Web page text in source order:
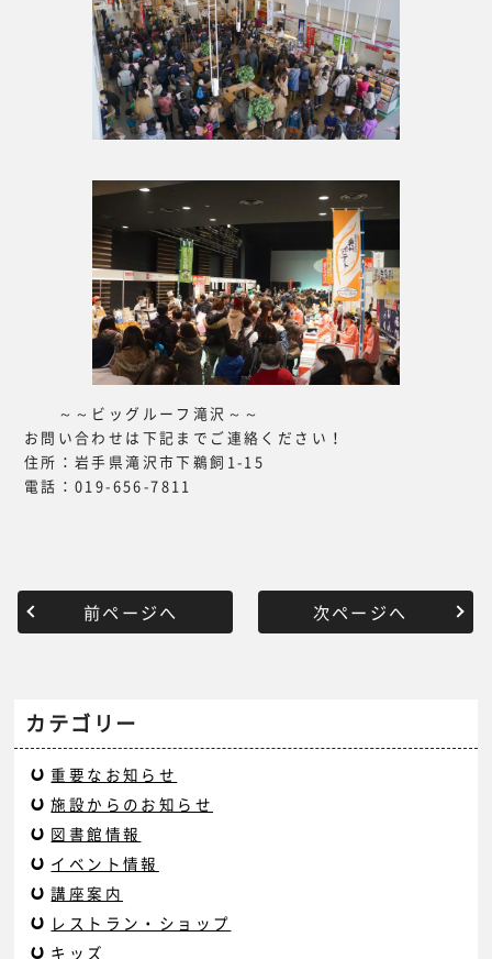
～～ビッグルーフ滝沢～～
お問い合わせは下記までご連絡ください！
住所：岩手県滝沢市下鵜飼1-15
電話：019-656-7811
前ページへ 次ページへ
カテゴリー
重要なお知らせ
施設からのお知らせ
図書館情報
イベント情報
講座案内
レストラン・ショップ
キッズ